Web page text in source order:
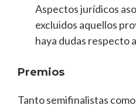
Aspectos jurídicos
excluidos aquellos
haya dudas respecto
Premios
Tanto semifinalistas